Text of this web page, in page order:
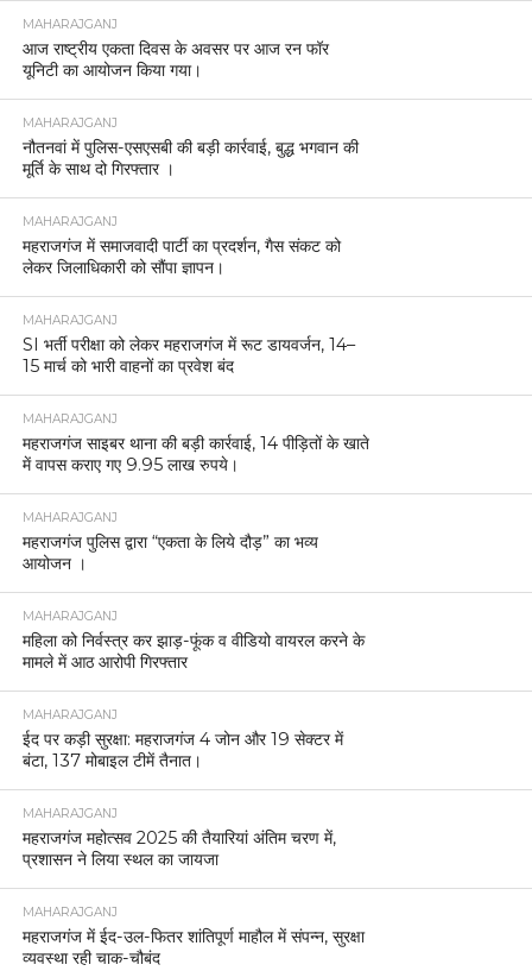
MAHARAJGANJ
आज राष्ट्रीय एकता दिवस के अवसर पर आज रन फॉर
यूनिटी का आयोजन किया गया।
MAHARAJGANJ
नौतनवां में पुलिस-एसएसबी की बड़ी कार्रवाई, बुद्ध भगवान की
मूर्ति के साथ दो गिरफ्तार ।
MAHARAJGANJ
महराजगंज में समाजवादी पार्टी का प्रदर्शन, गैस संकट को
लेकर जिलाधिकारी को सौंपा ज्ञापन।
MAHARAJGANJ
SI भर्ती परीक्षा को लेकर महराजगंज में रूट डायवर्जन, 14–
15 मार्च को भारी वाहनों का प्रवेश बंद
MAHARAJGANJ
महराजगंज साइबर थाना की बड़ी कार्रवाई, 14 पीड़ितों के खाते
में वापस कराए गए 9.95 लाख रुपये।
MAHARAJGANJ
महराजगंज पुलिस द्वारा “एकता के लिये दौड़” का भव्य
आयोजन ।
MAHARAJGANJ
महिला को निर्वस्त्र कर झाड़-फूंक व वीडियो वायरल करने के
मामले में आठ आरोपी गिरफ्तार
MAHARAJGANJ
ईद पर कड़ी सुरक्षा: महराजगंज 4 जोन और 19 सेक्टर में
बंटा, 137 मोबाइल टीमें तैनात।
MAHARAJGANJ
महराजगंज महोत्सव 2025 की तैयारियां अंतिम चरण में,
प्रशासन ने लिया स्थल का जायजा
MAHARAJGANJ
महराजगंज में ईद-उल-फितर शांतिपूर्ण माहौल में संपन्न, सुरक्षा
व्यवस्था रही चाक-चौबंद